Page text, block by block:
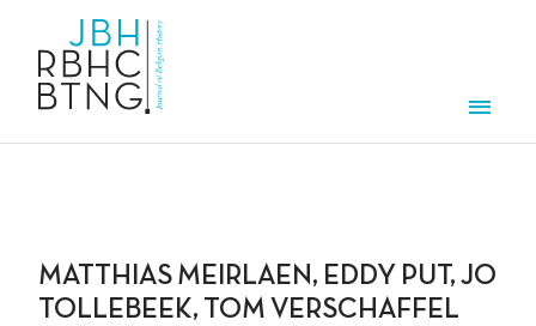
MATTHIAS MEIRLAEN, EDDY PUT, JO
TOLLEBEEK, TOM VERSCHAFFEL